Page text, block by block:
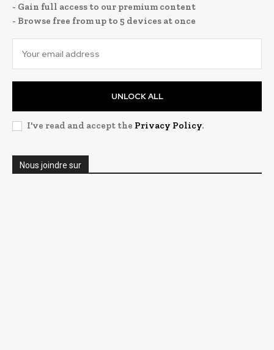
- Gain full access to our premium content
- Browse free from up to 5 devices at once
UNLOCK ALL
I've read and accept the Privacy Policy.
Nous joindre sur